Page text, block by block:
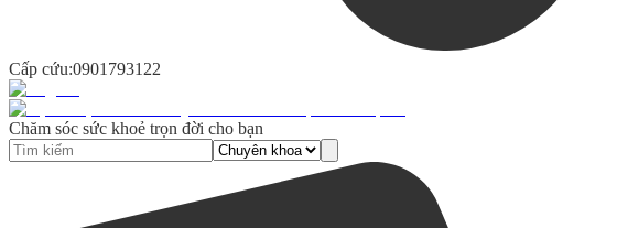
Cấp cứu:0901793122
Chăm sóc sức khoẻ trọn đời cho bạn